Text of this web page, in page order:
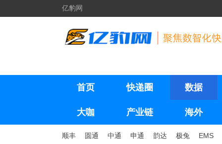
亿豹网
首页 快递圈 数据
大咖 产业链 海外
顺丰 圆通 中通 申通 韵达 极兔 EMS